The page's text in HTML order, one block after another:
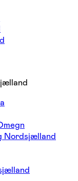
Nordsjælland